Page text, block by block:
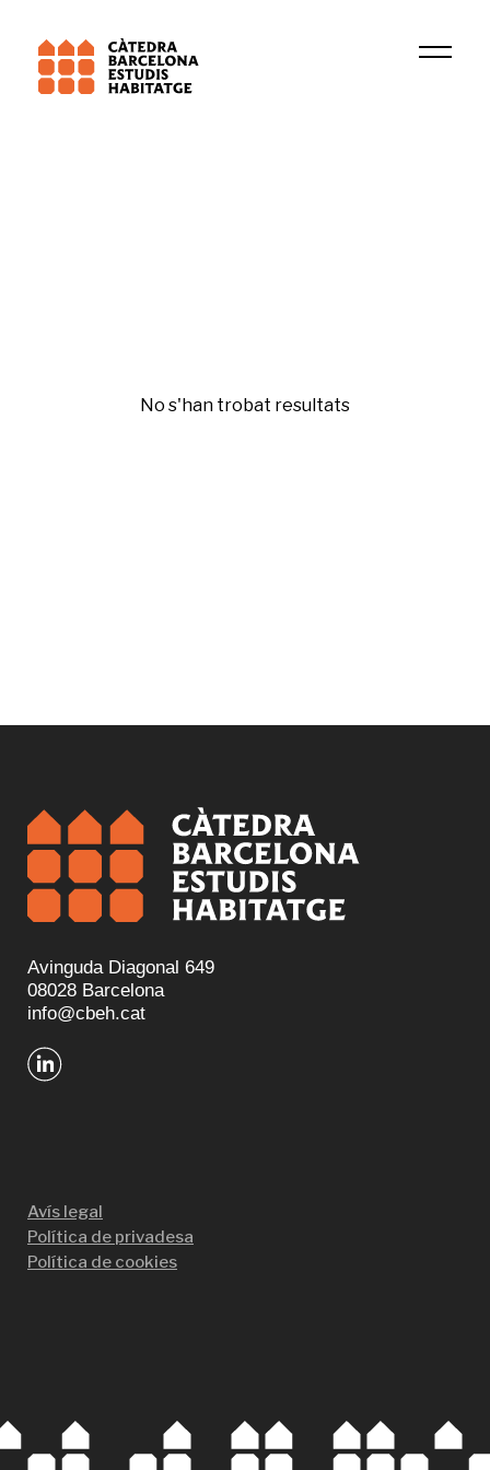
No s'han trobat resultats
Avinguda Diagonal 649
08028 Barcelona
info@cbeh.cat
Avís legal
Política de privadesa
Política de cookies